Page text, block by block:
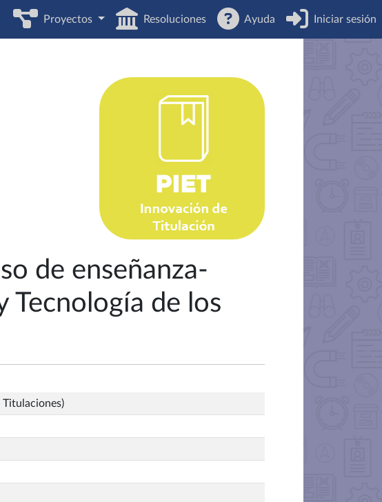
Proyectos Resoluciones Ayuda Iniciar sesión
de enseñanza-
Tecnología de los
Titulaciones)